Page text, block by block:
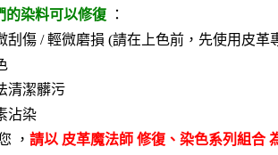
的染料可以修復 ：
刮傷 / 輕微磨損 (請在上色前，先使用皮革
清潔髒污
沾染
， 請以 皮革魔法師 修復、染色系列組合